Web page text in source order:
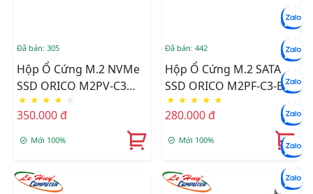
Đã bán: 305
Hộp Ổ Cứng M.2 NVMe
SSD ORICO M2PV-C3
(USB 3.1 - Type-C)
★ ★ ★ ★ ☆
350.000 đ
Mới 100%
Đã bán: 442
Hộp Ổ Cứng M.2 SATA
SSD ORICO M2PF-C3-BK
(2230, 2242, 2260, 2280)
★ ★ ★ ★ ★
280.000 đ
Mới 100%